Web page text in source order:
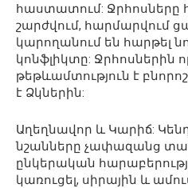
հաստատում: Ջրհոսները
շարժվում, հարմարվում
կարողանում են հարթել
կոնֆլիկտը: Ջրհոսներին
թեթևամտություն է
է Ձկներին:
Աղեղնավոր և Կարիճ:
նշանները չափազանց
ընկերական
կառուցել, սիրային և